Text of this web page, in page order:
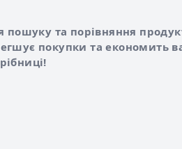
та порівняння
покупки та економить